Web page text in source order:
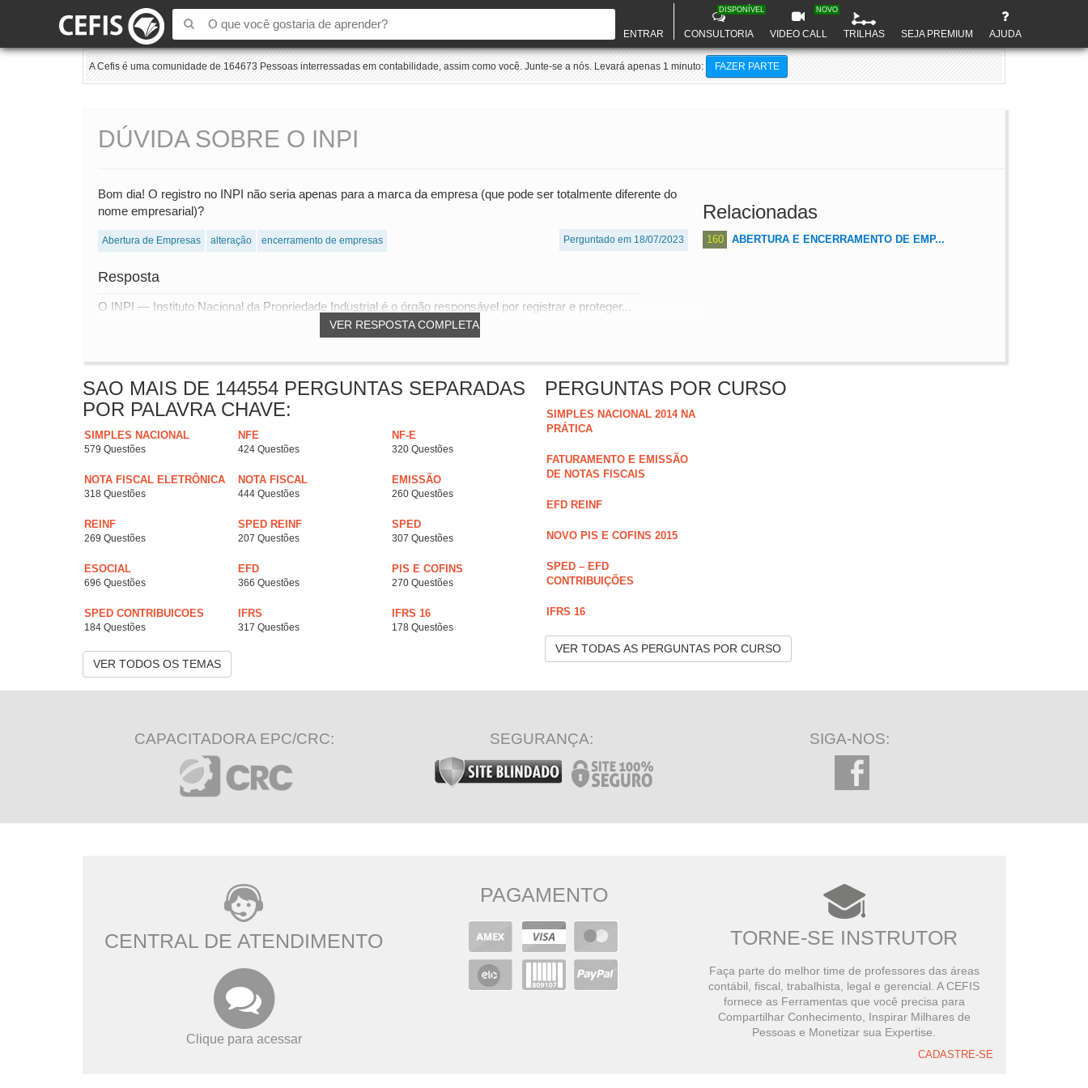
ENTRAR CONSULTORIA
DISPONÍVEL
VIDEO CALL
NOVO
TRILHAS SEJA PREMIUM AJUDA
A Cefis é uma comunidade de 164673 Pessoas interressadas em contabilidade, assim como você. Junte-se a nós. Levará apenas 1 minuto: FAZER PARTE
DÚVIDA SOBRE O INPI
Bom dia! O registro no INPI não seria apenas para a marca da empresa (que pode ser totalmente diferente do
nome empresarial)?
Abertura de Empresas alteração encerramento de empresas Perguntado em 18/07/2023
Resposta
VER RESPOSTA COMPLETA
O INPI — Instituto Nacional da Propriedade Industrial é o órgão responsável por registrar e proteger...
Relacionadas
160 ABERTURA E ENCERRAMENTO DE EMP...
SAO MAIS DE 144554 PERGUNTAS SEPARADAS
POR PALAVRA CHAVE:
SIMPLES NACIONAL
579 Questões
NFE
424 Questões
NF-E
320 Questões
NOTA FISCAL ELETRÔNICA
318 Questões
NOTA FISCAL
444 Questões
EMISSÃO
260 Questões
REINF
269 Questões
SPED REINF
207 Questões
SPED
307 Questões
ESOCIAL
696 Questões
EFD
366 Questões
PIS E COFINS
270 Questões
SPED CONTRIBUICOES
184 Questões
IFRS
317 Questões
IFRS 16
178 Questões
VER TODOS OS TEMAS
PERGUNTAS POR CURSO
SIMPLES NACIONAL 2014 NA
PRÁTICA
FATURAMENTO E EMISSÃO
DE NOTAS FISCAIS
EFD REINF
NOVO PIS E COFINS 2015
SPED – EFD
CONTRIBUIÇÕES
IFRS 16
VER TODAS AS PERGUNTAS POR CURSO
CAPACITADORA EPC/CRC: SEGURANÇA: SIGA-NOS:
CENTRAL DE ATENDIMENTO
Clique para acessar
PAGAMENTO
TORNE-SE INSTRUTOR
Faça parte do melhor time de professores das áreas
contábil, fiscal, trabalhista, legal e gerencial. A CEFIS
fornece as Ferramentas que você precisa para
Compartilhar Conhecimento, Inspirar Milhares de
Pessoas e Monetizar sua Expertise.
CADASTRE-SE